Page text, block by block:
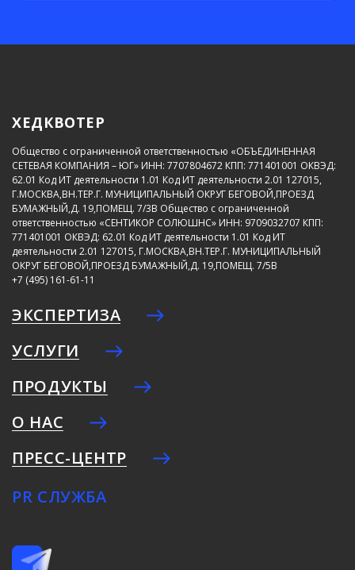
ХЕДКВОТЕР
Общество с ограниченной ответственностью «ОБЪЕДИНЕННАЯ
СЕТЕВАЯ КОМПАНИЯ – ЮГ» ИНН: 7707804672 КПП: 771401001 ОКВЭД:
62.01 Код ИТ деятельности 1.01 Код ИТ деятельности 2.01 127015,
Г.МОСКВА,ВН.ТЕР.Г. МУНИЦИПАЛЬНЫЙ ОКРУГ БЕГОВОЙ,ПРОЕЗД
БУМАЖНЫЙ,Д. 19,ПОМЕЩ. 7/3В Общество с ограниченной
ответственностью «СЕНТИКОР СОЛЮШНС» ИНН: 9709032707 КПП:
771401001 ОКВЭД: 62.01 Код ИТ деятельности 1.01 Код ИТ
деятельности 2.01 127015, Г.МОСКВА,ВН.ТЕР.Г. МУНИЦИПАЛЬНЫЙ
ОКРУГ БЕГОВОЙ,ПРОЕЗД БУМАЖНЫЙ,Д. 19,ПОМЕЩ. 7/5В
+7 (495) 161-61-11
ЭКСПЕРТИЗА
УСЛУГИ
ПРОДУКТЫ
О НАС
ПРЕСС-ЦЕНТР
PR СЛУЖБА